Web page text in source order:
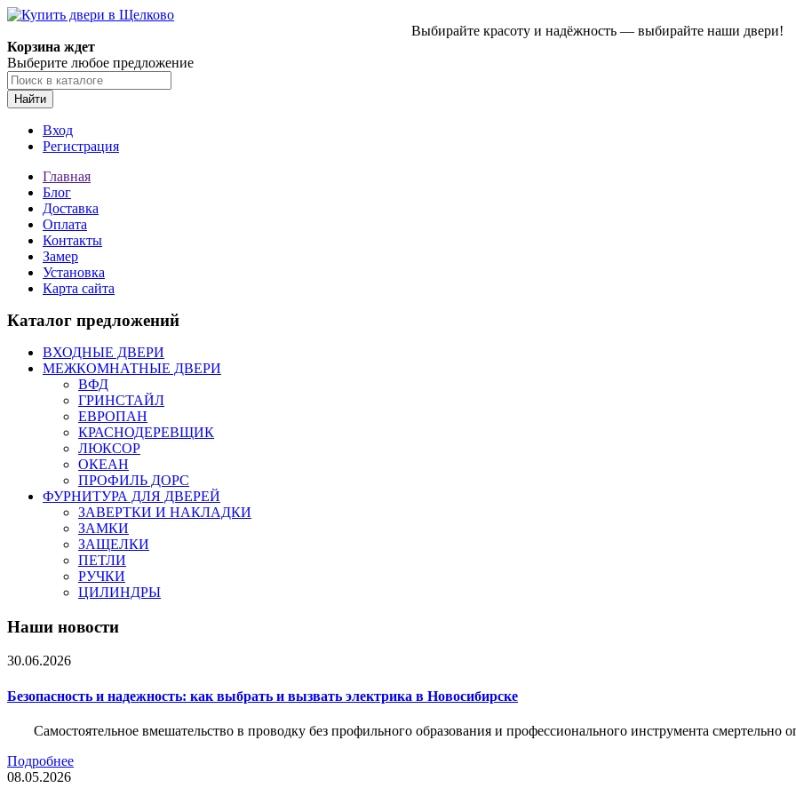
Выбирайте красоту и надёжность — выбирайте наши двери!
Корзина ждет
Выберите любое предложение
Найти
Вход
Регистрация
Главная
Блог
Доставка
Оплата
Контакты
Замер
Установка
Карта сайта
Каталог предложений
ВХОДНЫЕ ДВЕРИ
МЕЖКОМНАТНЫЕ ДВЕРИ
ВФД
ГРИНСТАЙЛ
ЕВРОПАН
КРАСНОДЕРЕВЩИК
ЛЮКСОР
ОКЕАН
ПРОФИЛЬ ДОРС
ФУРНИТУРА ДЛЯ ДВЕРЕЙ
ЗАВЕРТКИ И НАКЛАДКИ
ЗАМКИ
ЗАЩЕЛКИ
ПЕТЛИ
РУЧКИ
ЦИЛИНДРЫ
Наши новости
30.06.2026
Безопасность и надежность: как выбрать и вызвать электрика в Новосибирске
Самостоятельное вмешательство в проводку без профильного образования и профессионального инструмента смертельно
Подробнее
08.05.2026